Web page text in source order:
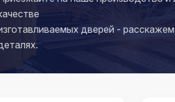
дверей -